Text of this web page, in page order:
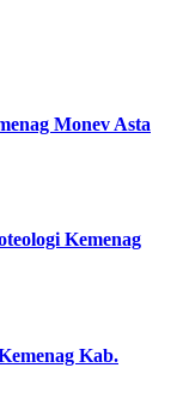
Monev Asta
Kemenag
Kab.